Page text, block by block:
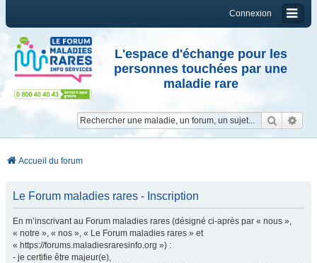
Connexion
L'espace d'échange pour les
personnes touchées par une
maladie rare
Accueil du forum
Le Forum maladies rares - Inscription
En m’inscrivant au Forum maladies rares (désigné ci-après par « nous »,
« notre », « nos », « Le Forum maladies rares » et
« https://forums.maladiesraresinfo.org ») :
- je certifie être majeur(e),